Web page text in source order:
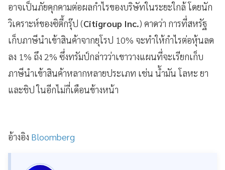
อาจเป็นภัยคุกคามต่อผลกำไรของบริษัทในระยะใกล้ โดยนัก
วิเคราะห์ของซิตี้กรุ๊ป (Citigroup Inc.) คาดว่า การที่สหรัฐ
เก็บภาษีนำเข้าสินค้าจากยุโรป 10% จะทำให้กำไรต่อหุ้นลด
ลง 1% ถึง 2% ซึ่งทรัมป์กล่าวว่าเขาวางแผนที่จะเรียกเก็บ
ภาษีนำเข้าสินค้าหลากหลายประเภท เช่น น้ำมัน โลหะ ยา
และชิป ในอีกไม่กี่เดือนข้างหน้า
อ้างอิง Bloomberg